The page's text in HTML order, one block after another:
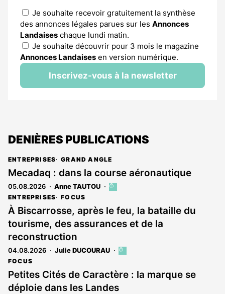
Je souhaite recevoir gratuitement la synthèse
des annonces légales parues sur les Annonces
Landaises chaque lundi matin.
Je souhaite découvrir pour 3 mois le magazine
Annonces Landaises en version numérique.
Inscrivez-vous à la newsletter
DENIÈRES PUBLICATIONS
ENTREPRISES GRAND ANGLE
Mecadaq : dans la course aéronautique
05.08.2026 Anne TAUTOU
Cet
est
réservé
aux
ENTREPRISES FOCUS
À Biscarrosse, après le feu, la bataille du
tourisme, des assurances et de la
reconstruction
04.08.2026 Julie DUCOURAU
Cet
réservé
aux
FOCUS
Petites Cités de Caractère : la marque se
déploie dans les Landes